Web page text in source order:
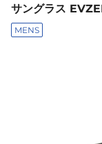
サングラス
MENS